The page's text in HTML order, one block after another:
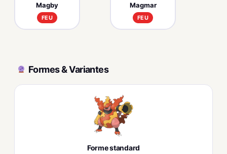
Magby
FEU
Magmar
FEU
Formes & Variantes
Forme standard